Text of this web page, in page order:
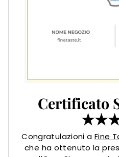
Certificato
Congratulazioni a Fine
che ha ottenuto la